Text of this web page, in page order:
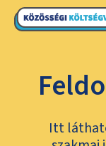
Itt